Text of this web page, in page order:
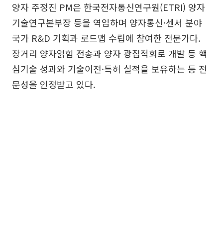
양자 주정진 PM은 한국전자통신연구원(ETRI) 양자
기술연구본부장 등을 역임하며 양자통신·센서 분야
국가 R&D 기획과 로드맵 수립에 참여한 전문가다.
장거리 양자얽힘 전송과 양자 광집적회로 개발 등 핵
심기술 성과와 기술이전·특허 실적을 보유하는 등 전
문성을 인정받고 있다.